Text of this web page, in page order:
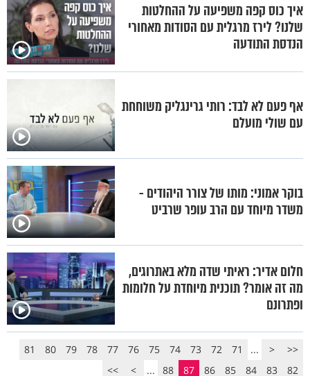
איך כוס קפה משפיעה על ההחלטות
שלנו? לירז מרגלית עם הסודות מאחורי
הנדסת התודעה
אף פעם לא לבד: רותי גרינגליק משוחחת
עם שולי מועלם
בוקר אמוני: מותו של צורר היהודים -
משדר מיוחד עם הרב עופר שרביט
חלום אדיר: ראיתי שדה מלא באתרוגים,
מה זה אומר? תוכנית מיוחדת על חלומות
ופתרונם
<<
<
...
71
72
73
74
75
76
77
78
79
80
81
82
83
84
85
86
87
88
...
>
>>